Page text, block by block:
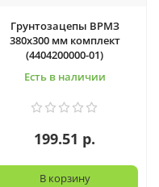
Грунтозацепы ВРМЗ
380х300 мм комплект
(4404200000-01)
Есть в наличии
199.51 р.
В корзину